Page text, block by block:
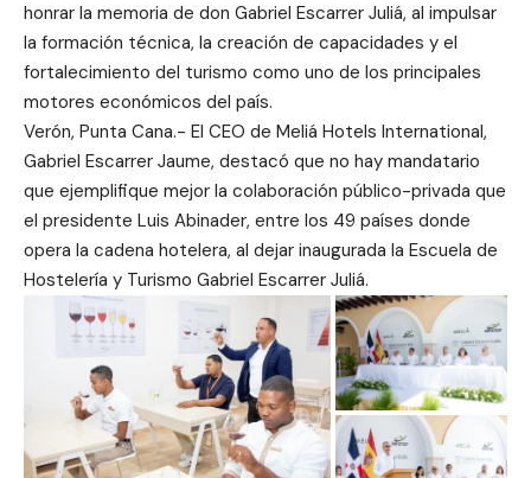
honrar la memoria de don Gabriel Escarrer Juliá, al impulsar
la formación técnica, la creación de capacidades y el
fortalecimiento del turismo como uno de los principales
motores económicos del país.
Verón, Punta Cana.- El CEO de Meliá Hotels International,
Gabriel Escarrer Jaume, destacó que no hay mandatario
que ejemplifique mejor la colaboración público-privada que
el presidente Luis Abinader, entre los 49 países donde
opera la cadena hotelera, al dejar inaugurada la Escuela de
Hostelería y Turismo Gabriel Escarrer Juliá.